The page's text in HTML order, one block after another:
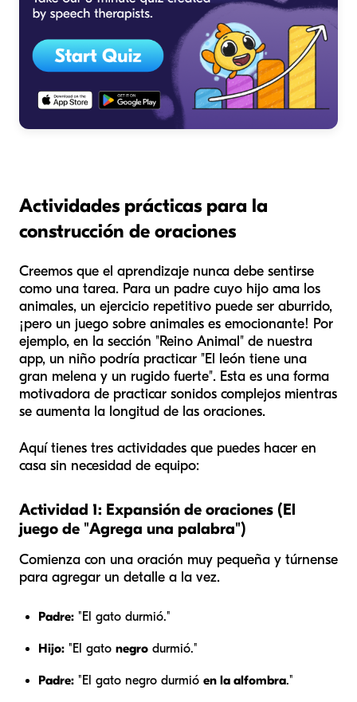
Actividades prácticas para la
construcción de oraciones
Creemos que el aprendizaje nunca debe sentirse
como una tarea. Para un padre cuyo hijo ama los
animales, un ejercicio repetitivo puede ser aburrido,
¡pero un juego sobre animales es emocionante! Por
ejemplo, en la sección "Reino Animal" de nuestra
app, un niño podría practicar "El león tiene una
gran melena y un rugido fuerte". Esta es una forma
motivadora de practicar sonidos complejos mientras
se aumenta la longitud de las oraciones.
Aquí tienes tres actividades que puedes hacer en
casa sin necesidad de equipo:
Actividad 1: Expansión de oraciones (El
juego de "Agrega una palabra")
Comienza con una oración muy pequeña y túrnense
para agregar un detalle a la vez.
Padre: "El gato durmió."
Hijo: "El gato negro durmió."
Padre: "El gato negro durmió en la alfombra."